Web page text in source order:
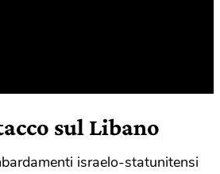
sul Libano
israelo-statunitensi